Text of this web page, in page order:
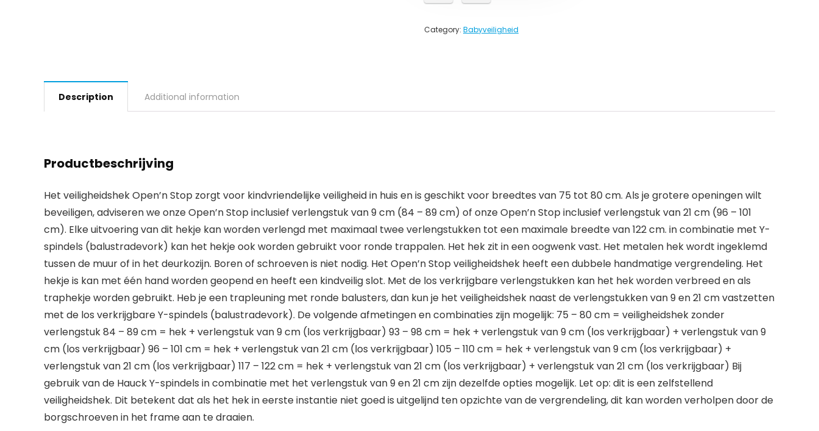
Category: Babyveiligheid
Description Additional information
Productbeschrijving
Het veiligheidshek Open’n Stop zorgt voor kindvriendelijke veiligheid in huis en is geschikt voor breedtes van 75 tot 80 cm. Als je grotere openingen wilt
beveiligen, adviseren we onze Open’n Stop inclusief verlengstuk van 9 cm (84 – 89 cm) of onze Open’n Stop inclusief verlengstuk van 21 cm (96 – 101
cm). Elke uitvoering van dit hekje kan worden verlengd met maximaal twee verlengstukken tot een maximale breedte van 122 cm. in combinatie met Y-
spindels (balustradevork) kan het hekje ook worden gebruikt voor ronde trappalen. Het hek zit in een oogwenk vast. Het metalen hek wordt ingeklemd
tussen de muur of in het deurkozijn. Boren of schroeven is niet nodig. Het Open’n Stop veiligheidshek heeft een dubbele handmatige vergrendeling. Het
hekje is kan met één hand worden geopend en heeft een kindveilig slot. Met de los verkrijgbare verlengstukken kan het hek worden verbreed en als
traphekje worden gebruikt. Heb je een trapleuning met ronde balusters, dan kun je het veiligheidshek naast de verlengstukken van 9 en 21 cm vastzetten
met de los verkrijgbare Y-spindels (balustradevork). De volgende afmetingen en combinaties zijn mogelijk: 75 – 80 cm = veiligheidshek zonder
verlengstuk 84 – 89 cm = hek + verlengstuk van 9 cm (los verkrijgbaar) 93 – 98 cm = hek + verlengstuk van 9 cm (los verkrijgbaar) + verlengstuk van 9
cm (los verkrijgbaar) 96 – 101 cm = hek + verlengstuk van 21 cm (los verkrijgbaar) 105 – 110 cm = hek + verlengstuk van 9 cm (los verkrijgbaar) +
verlengstuk van 21 cm (los verkrijgbaar) 117 – 122 cm = hek + verlengstuk van 21 cm (los verkrijgbaar) + verlengstuk van 21 cm (los verkrijgbaar) Bij
gebruik van de Hauck Y-spindels in combinatie met het verlengstuk van 9 en 21 cm zijn dezelfde opties mogelijk. Let op: dit is een zelfstellend
veiligheidshek. Dit betekent dat als het hek in eerste instantie niet goed is uitgelijnd ten opzichte van de vergrendeling, dit kan worden verholpen door de
borgschroeven in het frame aan te draaien.